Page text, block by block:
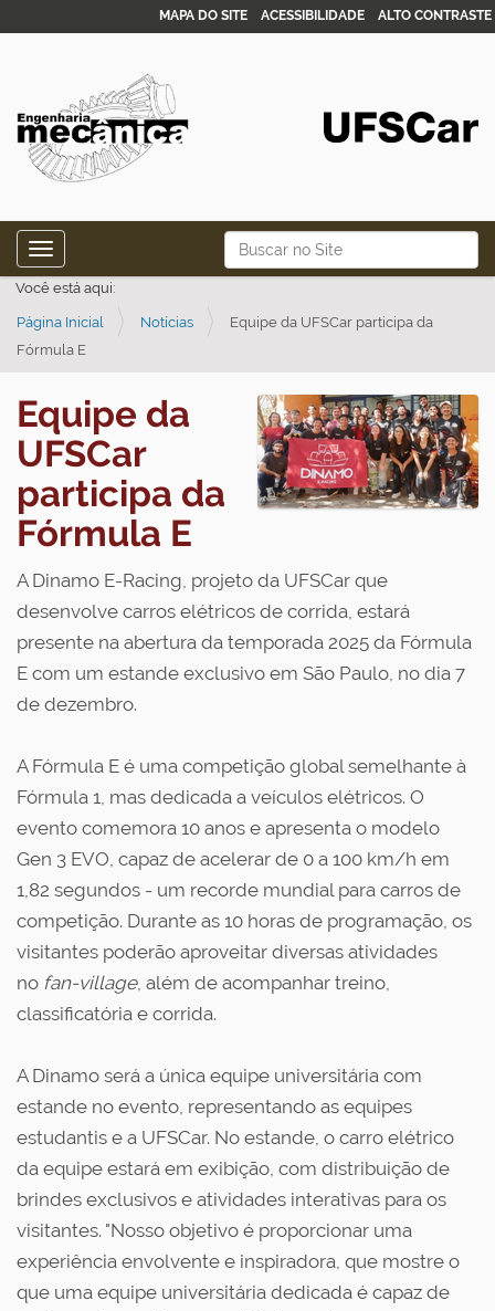
Busca
Busca Avançada…
MAPA DO SITE ACESSIBILIDADE ALTO CONTRASTE
Toggle navigation
Você está aqui:
Página Inicial Notícias
Equipe da UFSCar participa da
Fórmula E
Equipe da
UFSCar
participa da
Fórmula E
A Dinamo E-Racing, projeto da UFSCar que
desenvolve carros elétricos de corrida, estará
presente na abertura da temporada 2025 da Fórmula
E com um estande exclusivo em São Paulo, no dia 7
de dezembro.
A Fórmula E é uma competição global semelhante à
Fórmula 1, mas dedicada a veículos elétricos. O
evento comemora 10 anos e apresenta o modelo
Gen 3 EVO, capaz de acelerar de 0 a 100 km/h em
1,82 segundos - um recorde mundial para carros de
competição. Durante as 10 horas de programação, os
visitantes poderão aproveitar diversas atividades
no fan-village, além de acompanhar treino,
classificatória e corrida.
A Dinamo será a única equipe universitária com
estande no evento, representando as equipes
estudantis e a UFSCar. No estande, o carro elétrico
da equipe estará em exibição, com distribuição de
brindes exclusivos e atividades interativas para os
visitantes. "Nosso objetivo é proporcionar uma
experiência envolvente e inspiradora, que mostre o
que uma equipe universitária dedicada é capaz de